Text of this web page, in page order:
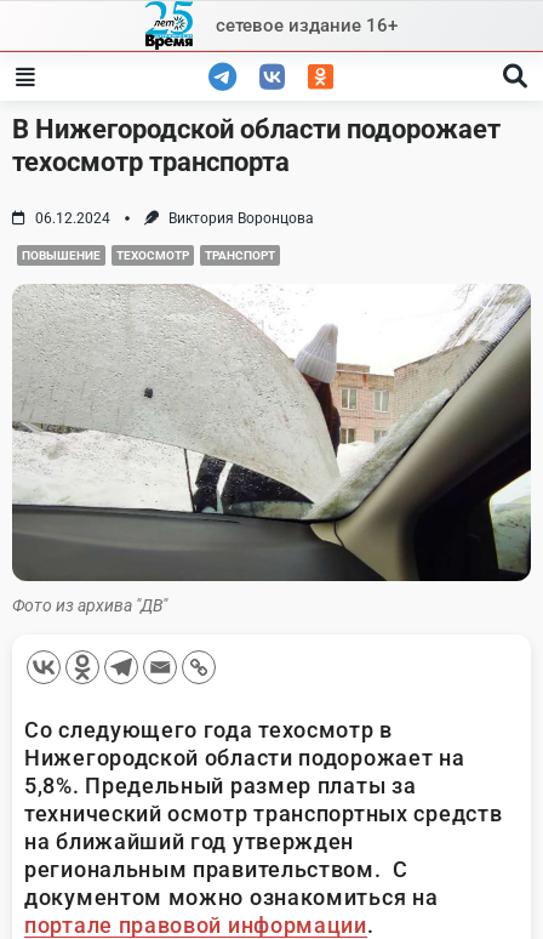
content
сетевое издание 16+
В Нижегородской области подорожает
техосмотр транспорта
06.12.2024 Виктория Воронцова
ПОВЫШЕНИЕ ТЕХОСМОТР ТРАНСПОРТ
Фото из архива "ДВ"
Со следующего года техосмотр в
Нижегородской области подорожает на
5,8%. Предельный размер платы за
технический осмотр транспортных средств
на ближайший год утвержден
региональным правительством. С
документом можно ознакомиться на
портале правовой информации.